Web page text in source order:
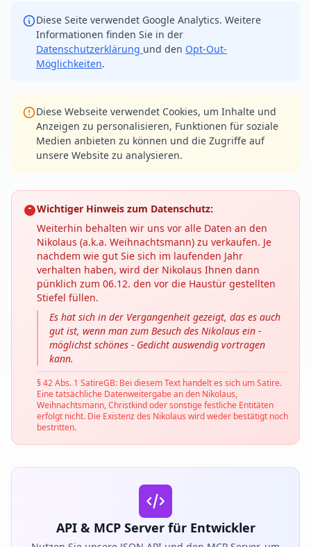
Diese Seite verwendet Google Analytics. Weitere
Informationen finden Sie in der
Datenschutzerklärung und den Opt-Out-
Möglichkeiten.
Diese Webseite verwendet Cookies, um Inhalte und
Anzeigen zu personalisieren, Funktionen für soziale
Medien anbieten zu können und die Zugriffe auf
unsere Website zu analysieren.
Wichtiger Hinweis zum Datenschutz:
Weiterhin behalten wir uns vor alle Daten an den
Nikolaus (a.k.a. Weihnachtsmann) zu verkaufen. Je
nachdem wie gut Sie sich im laufenden Jahr
verhalten haben, wird der Nikolaus Ihnen dann
pünklich zum 06.12. den vor die Haustür gestellten
Stiefel füllen.
Es hat sich in der Vergangenheit gezeigt, das es auch
gut ist, wenn man zum Besuch des Nikolaus ein -
möglichst schönes - Gedicht auswendig vortragen
kann.
§ 42 Abs. 1 SatireGB: Bei diesem Text handelt es sich um Satire.
Eine tatsächliche Datenweitergabe an den Nikolaus,
Weihnachtsmann, Christkind oder sonstige festliche Entitäten
erfolgt nicht. Die Existenz des Nikolaus wird weder bestätigt noch
bestritten.
API & MCP Server für Entwickler